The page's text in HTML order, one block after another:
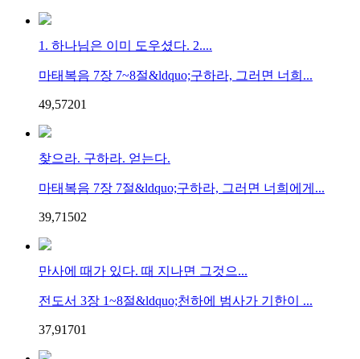
1. 하나님은 이미 도우셨다. 2....
마태복음 7장 7~8절&ldquo;구하라, 그러면 너희...
49,57201
찾으라. 구하라. 얻는다.
마태복음 7장 7절&ldquo;구하라, 그러면 너희에게...
39,71502
만사에 때가 있다. 때 지나면 그것으...
전도서 3장 1~8절&ldquo;천하에 범사가 기한이 ...
37,91701